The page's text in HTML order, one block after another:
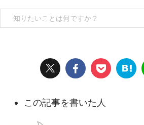
この記事を書いた人